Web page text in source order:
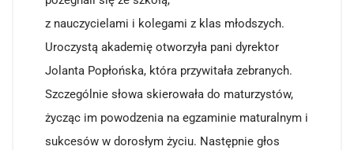
z nauczycielami i kolegami z klas młodszych.
Uroczystą akademię otworzyła pani dyrektor
Jolanta Popłońska, która przywitała zebranych.
Szczególnie słowa skierowała do maturzystów,
życząc im powodzenia na egzaminie maturalnym i
sukcesów w dorosłym życiu. Następnie głos